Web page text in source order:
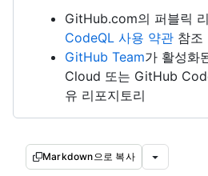
GitHub.com의 퍼블릭
CodeQL 사용 약관 참조
GitHub Team가 활성화
Cloud 또는 GitHub
유 리포지토리
Markdown으로 복사